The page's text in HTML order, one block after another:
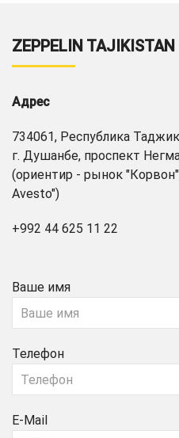
ZEPPELIN TAJIKISTAN
Адрес
734061, Республика
г. Душанбе, проспект
(ориентир - рынок
Avesto")
+992 44 625 11 22
Ваше имя
Телефон
E-Mail